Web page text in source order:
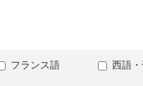
フランス語
西語